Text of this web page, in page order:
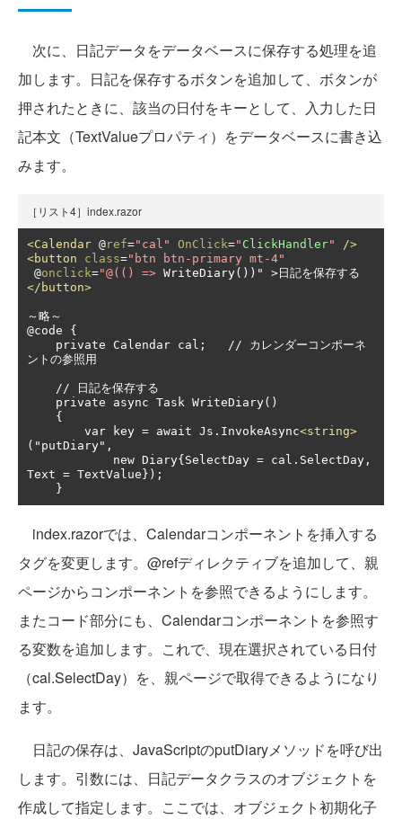
次に、日記データをデータベースに保存する処理を追
加します。日記を保存するボタンを追加して、ボタンが
押されたときに、該当の日付をキーとして、入力した日
記本文（TextValueプロパティ）をデータベースに書き込
みます。
［リスト4］index.razor
<Calendar @ref="cal" OnClick=" ClickHandler"
/>
<button
class="btn btn-primary mt-4"
@onclick="@(() => WriteDiary())" >日記を保存する
</button>
～略～
@code {
ントの参照用
        var key = await Js.InvokeAsync
<string>
("putDiary",
Text = TextValue});
    }
index.razorでは、Calendarコンポーネントを挿入する
タグを変更します。@refディレクティブを追加して、親
ページからコンポーネントを参照できるようにします。
またコード部分にも、Calendarコンポーネントを参照す
る変数を追加します。これで、現在選択されている日付
（cal.SelectDay）を、親ページで取得できるようになり
ます。
日記の保存は、JavaScriptのputDiaryメソッドを呼び出
します。引数には、日記データクラスのオブジェクトを
作成して指定します。ここでは、オブジェクト初期化子